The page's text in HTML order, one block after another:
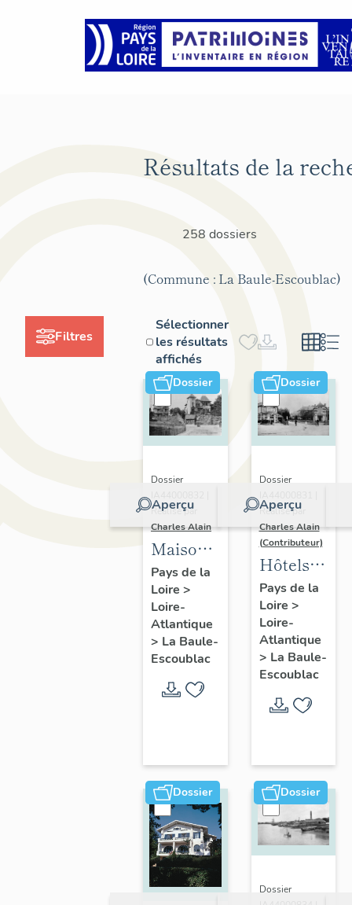
Filtres
Résultats de la
258 dossiers
(Commune : La Baule-Escoublac)
Sélectionner
les résultats
affichés
Dossier
Aperçu
Dossier
Réalisé par
Charles Alain
Maisons
dites
villas
balnéaires
et
immeubles
logements
de La
Baule-
Escoublac
Pays de la
Loire >
Loire-
Atlantique
> La Baule-
Escoublac
Dossier
Aperçu
Dossier
Réalisé par
Charles Alain
(Contributeur)
Hôtels
de
voyageurs
de la
commune
de La
Baule-
Escoublac
Pays de la
Loire >
Loire-
Atlantique
> La Baule-
Escoublac
Dossier Dossier
Dossier